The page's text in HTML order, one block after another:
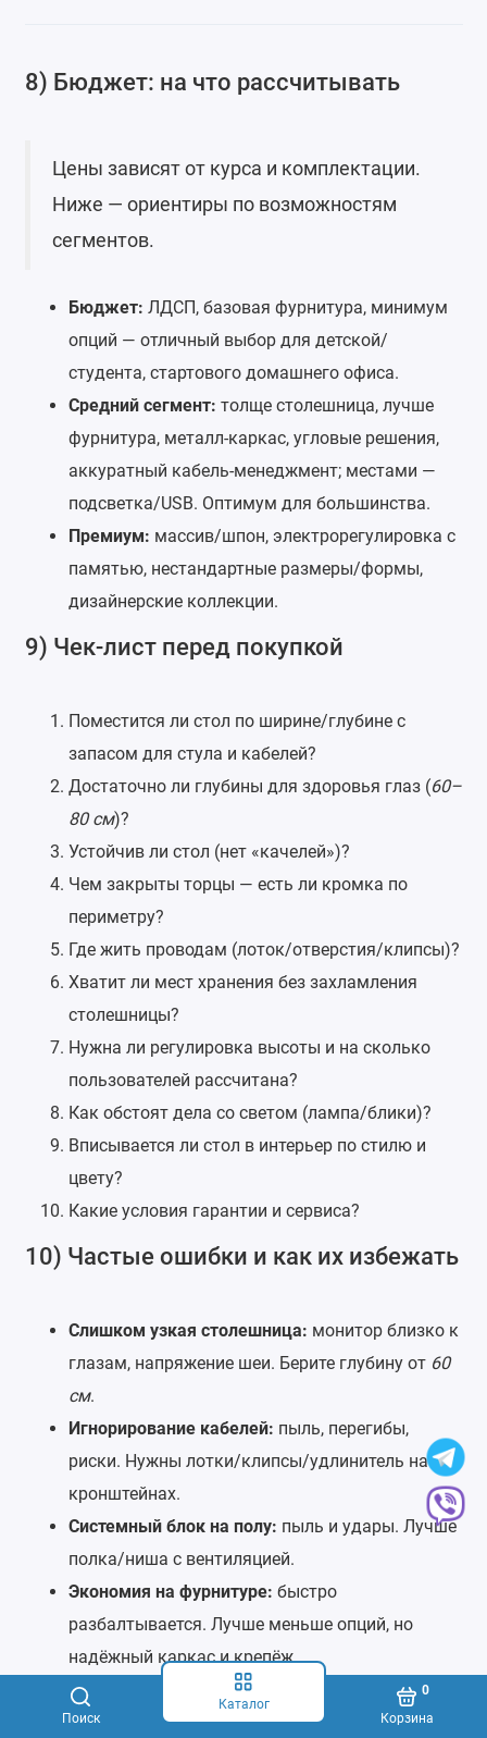
Поиск
Каталог
Корзина
0
8) Бюджет: на что рассчитывать
Цены зависят от курса и комплектации.
Ниже — ориентиры по возможностям
сегментов.
Бюджет: ЛДСП, базовая фурнитура, минимум
опций — отличный выбор для детской/
студента, стартового домашнего офиса.
Средний сегмент: толще столешница, лучше
фурнитура, металл-каркас, угловые решения,
аккуратный кабель-менеджмент; местами —
подсветка/USB. Оптимум для большинства.
Премиум: массив/шпон, электрорегулировка с
памятью, нестандартные размеры/формы,
дизайнерские коллекции.
9) Чек-лист перед покупкой
Поместится ли стол по ширине/глубине с
запасом для стула и кабелей?
Достаточно ли глубины для здоровья глаз (60–
80 см)?
Устойчив ли стол (нет «качелей»)?
Чем закрыты торцы — есть ли кромка по
периметру?
Где жить проводам (лоток/отверстия/клипсы)?
Хватит ли мест хранения без захламления
столешницы?
Нужна ли регулировка высоты и на сколько
пользователей рассчитана?
Как обстоят дела со светом (лампа/блики)?
Вписывается ли стол в интерьер по стилю и
цвету?
Какие условия гарантии и сервиса?
10) Частые ошибки и как их избежать
Слишком узкая столешница: монитор близко к
глазам, напряжение шеи. Берите глубину от 60
см.
Игнорирование кабелей: пыль, перегибы,
риски. Нужны лотки/клипсы/удлинитель на
кронштейнах.
Системный блок на полу: пыль и удары. Лучше
полка/ниша с вентиляцией.
Экономия на фурнитуре: быстро
разбалтывается. Лучше меньше опций, но
надёжный каркас и крепёж.
Выбор по картинке: проверяйте схемы,
габариты, фото снизу, отзывы.